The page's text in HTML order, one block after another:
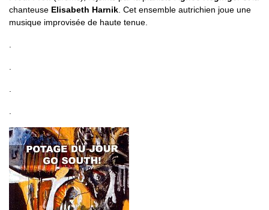
chanteuse Elisabeth Harnik. Cet ensemble autrichien joue une
musique improvisée de haute tenue.
.
.
.
.